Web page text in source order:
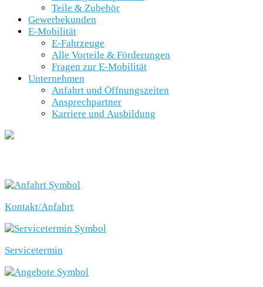
Teile & Zubehör
Gewerbekunden
E-Mobilität
E-Fahrzeuge
Alle Vorteile & Förderungen
Fragen zur E-Mobilität
Unternehmen
Anfahrt und Öffnungszeiten
Ansprechpartner
Karriere und Ausbildung
Kontakt/Anfahrt
Servicetermin